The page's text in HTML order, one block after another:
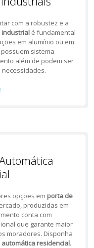
com a robustez e a
industrialé fundamental
em alumínio ou em
sistema
além de podem ser
opções em porta de
produzidas em
conta com
que garante maior
moradores. Disponha
residencial.